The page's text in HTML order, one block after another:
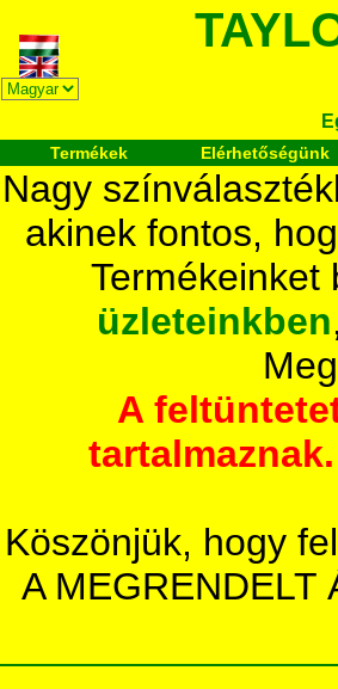
Termékek Elérhetőségünk
Nagy
akinek fontos,
Termékeinket
üzleteinkben
A
Köszönjük, hogy
A MEGRENDELT